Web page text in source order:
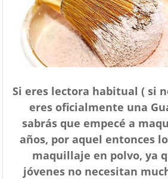
Si eres lectora habitual ( si
eres oficialmente una
sabrás que empecé a
años, por aquel entonces
maquillaje en polvo, ya
jóvenes no necesitan